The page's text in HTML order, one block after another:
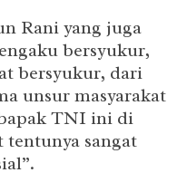
Rani yang juga
bersyukur,
bersyukur, dari
unsur masyarakat
TNI ini di
tentunya sangat